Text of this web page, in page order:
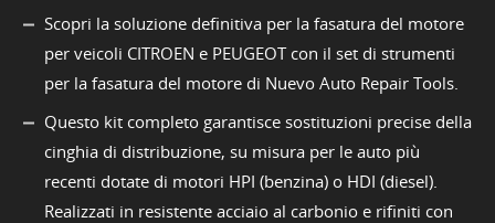
Scopri la soluzione definitiva per la fasatura del motore
per veicoli CITROEN e PEUGEOT con il set di strumenti
per la fasatura del motore di Nuevo Auto Repair Tools.
Questo kit completo garantisce sostituzioni precise della
cinghia di distribuzione, su misura per le auto più
recenti dotate di motori HPI (benzina) o HDI (diesel).
Realizzati in resistente acciaio al carbonio e rifiniti con